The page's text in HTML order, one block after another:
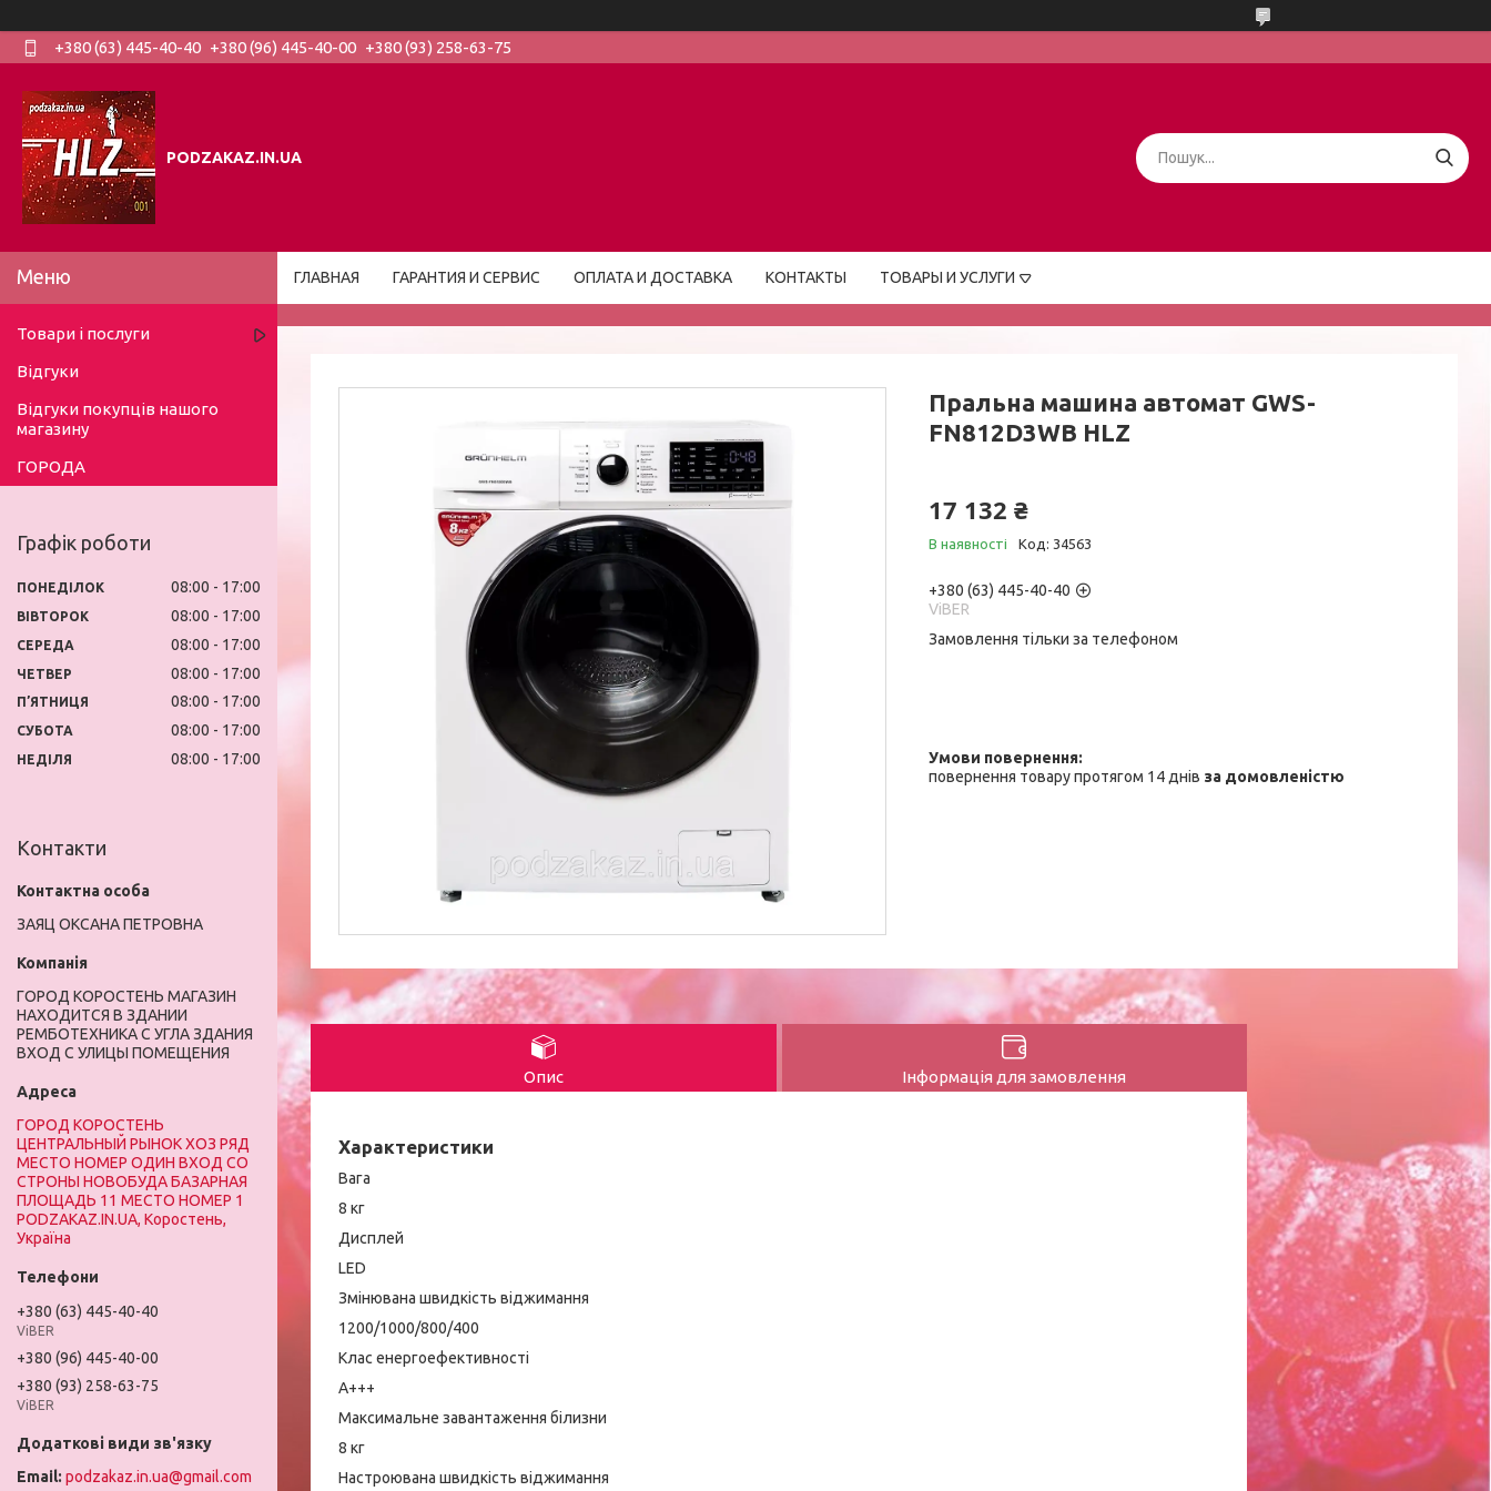
+380 (63) 445-40-40 +380 (96) 445-40-00 +380 (93) 258-63-75
PODZAKAZ.IN.UA
ГЛАВНАЯ ГАРАНТИЯ И СЕРВИС ОПЛАТА И ДОСТАВКА КОНТАКТЫ ТОВАРЫ И УСЛУГИ
Пральна машина автомат GWS-
FN812D3WB HLZ
17 132 ₴
В наявності Код: 34563
+380 (63) 445-40-40
ViBER
Замовлення тільки за телефоном
повернення товару протягом 14 днів за домовленістю
Опис Інформація для замовлення
Характеристики
Вага
8 кг
Дисплей
LED
Змінювана швидкість віджимання
1200/1000/800/400
Клас енергоефективності
A+++
Максимальне завантаження білизни
8 кг
Настроювана швидкість віджимання
Товари і послуги
Відгуки
Відгуки покупців нашого
магазину
ГОРОДА
Графік роботи
ПОНЕДІЛОК 08:00 17:00
ВІВТОРОК 08:00 17:00
СЕРЕДА 08:00 17:00
ЧЕТВЕР 08:00 17:00
ПʼЯТНИЦЯ 08:00 17:00
СУБОТА 08:00 17:00
НЕДІЛЯ 08:00 17:00
Контакти
ЗАЯЦ ОКСАНА ПЕТРОВНА
ГОРОД КОРОСТЕНЬ МАГАЗИН
НАХОДИТСЯ В ЗДАНИИ
РЕМБОТЕХНИКА С УГЛА ЗДАНИЯ
ВХОД С УЛИЦЫ ПОМЕЩЕНИЯ
ГОРОД КОРОСТЕНЬ
ЦЕНТРАЛЬНЫЙ РЫНОК ХОЗ РЯД
МЕСТО НОМЕР ОДИН ВХОД СО
СТРОНЫ НОВОБУДА БАЗАРНАЯ
ПЛОЩАДЬ 11 МЕСТО НОМЕР 1
PODZAKAZ.IN.UA, Коростень,
Україна
+380 (63) 445-40-40
ViBER
+380 (96) 445-40-00
+380 (93) 258-63-75
ViBER
podzakaz.in.ua@gmail.com